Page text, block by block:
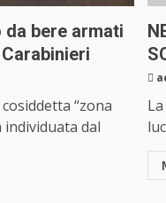
da bere armati
“zona
individuata dal